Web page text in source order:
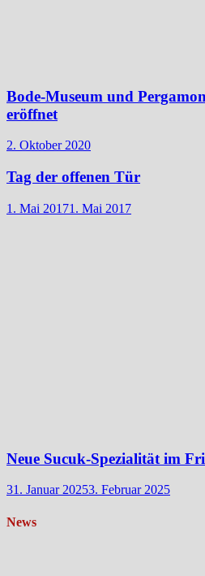
Bode-Museum und
eröffnet
2. Oktober 2020
Tag der offenen Tür
1. Mai 20171. Mai 2017
Neue Sucuk-Spezialität im
31. Januar 20253. Februar 2025
News